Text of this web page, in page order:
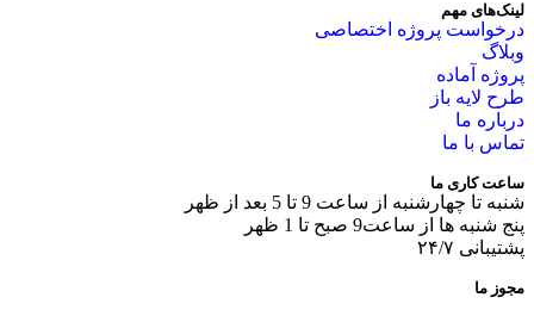
لینک‌های مهم
درخواست پروژه اختصاصی
وبلاگ
پروژه آماده
طرح لایه باز
درباره ما
تماس با ما
ساعت کاری ما
شنبه تا چهارشنبه از ساعت 9 تا 5 بعد از ظهر
پنج شنبه ها از ساعت9 صبح تا 1 ظهر
پشتیبانی ۲۴/۷
مجوز ما